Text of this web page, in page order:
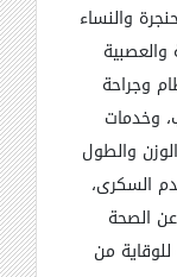
والنساء
والعصبية
وجراحة
وخدمات
والطول
السكرى،
عن الصحة
من